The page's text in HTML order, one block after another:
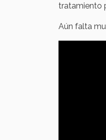
tratamiento
Aún falta